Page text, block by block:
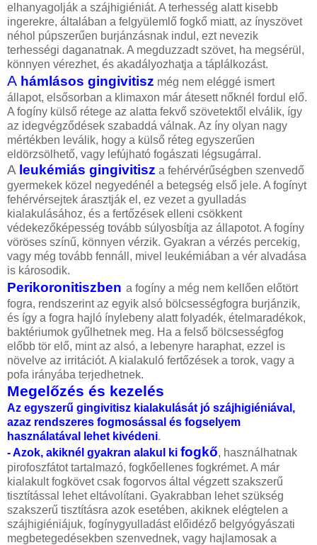
elhanyagolják a szájhigiéniát. A terhesség alatt kisebb
ingerekre, általában a felgyülemlő fogkő miatt, az ínyszövet
néhol púpszerűen burjánzásnak indul, ezt nevezik
terhességi daganatnak. A megduzzadt szövet, ha megsérül,
könnyen vérezhet, és akadályozhatja a táplálkozást.
A hámlásos gingivitisz még nem eléggé ismert
állapot, elsősorban a klimaxon már átesett nőknél fordul elő.
A fogíny külső rétege az alatta fekvő szövetektől elválik, így
az idegvégződések szabaddá válnak. Az íny olyan nagy
mértékben leválik, hogy a külső réteg egyszerűen
eldörzsölhető, vagy lefújható fogászati légsugárral.
A leukémiás gingivitisz a fehérvérűségben szenvedő
gyermekek közel negyedénél a betegség első jele. A fogínyt
fehérvérsejtek árasztják el, ez vezet a gyulladás
kialakulásához, és a fertőzések elleni csökkent
védekezőképesség tovább súlyosbítja az állapotot. A fogíny
vöröses színű, könnyen vérzik. Gyakran a vérzés percekig,
vagy még tovább fennáll, mivel leukémiában a vér alvadása
is károsodik.
Perikoronitiszben a fogíny a még nem kellően előtört
fogra, rendszerint az egyik alsó bölcsességfogra burjánzik,
és így a fogra hajló ínylebeny alatt folyadék, ételmaradékok,
baktériumok gyűlhetnek meg. Ha a felső bölcsességfog
előbb tör elő, mint az alsó, a lebenyre haraphat, ezzel is
növelve az irritációt. A kialakuló fertőzések a torok, vagy a
pofa irányába terjedhetnek.
Megelőzés és kezelés
Az egyszerű gingivitisz kialakulását jó szájhigiéniával,
azaz rendszeres fogmosással és fogselyem
használatával lehet kivédeni.
- Azok, akiknél gyakran alakul ki fogkő, használhatnak
pirofoszfátot tartalmazó, fogkőellenes fogkrémet. A már
kialakult fogkövet csak fogorvos által végzett szakszerű
tisztítással lehet eltávolítani. Gyakrabban lehet szükség
szakszerű tisztításra azok esetében, akiknek elégtelen a
szájhigiéniájuk, fogínygyulladást előidéző belgyógyászati
megbetegedésekben szenvednek, vagy hajlamosak a